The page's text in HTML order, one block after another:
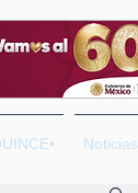
Noticias